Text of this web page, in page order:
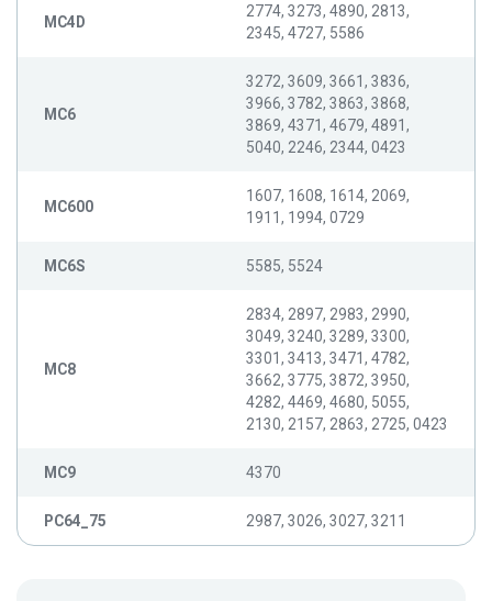
MC4D
2774, 3273, 4890, 2813,
2345, 4727, 5586
MC6
3272, 3609, 3661, 3836,
3966, 3782, 3863, 3868,
3869, 4371, 4679, 4891,
5040, 2246, 2344, 0423
MC600
1607, 1608, 1614, 2069,
1911, 1994, 0729
MC6S 5585, 5524
MC8
2834, 2897, 2983, 2990,
3049, 3240, 3289, 3300,
3301, 3413, 3471, 4782,
3662, 3775, 3872, 3950,
4282, 4469, 4680, 5055,
2130, 2157, 2863, 2725, 0423
MC9 4370
PC64_75 2987, 3026, 3027, 3211